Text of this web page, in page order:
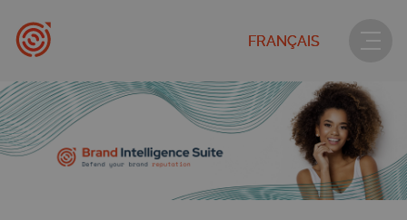
FRANÇAIS